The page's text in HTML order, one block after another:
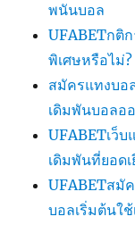
พนันบอล
UFABETกติ
พิเศษหรือไม่?
สมัครแทงบอ
เดิมพันบอลอ
UFABETเว็
เดิมพันที่ยอด
UFABETสมั
บอลเริ่มต้นใ